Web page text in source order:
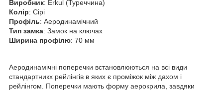
Виробник: Erkul (Туреччина)
Колір: Сірі
Профіль: Аеродинамічний
Тип замка: Замок на ключах
Ширина профілю: 70 мм
Аеродинамічні поперечки встановлюються на всі види
стандартникх рейлінгів в яких є проміжок між дахом і
рейлінгом. Поперечки мають форму аерокрила, завдяки